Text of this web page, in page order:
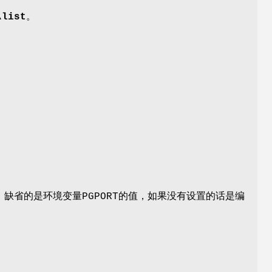
。
的是环境变量PGPORT的值，如果没有设置的话是编